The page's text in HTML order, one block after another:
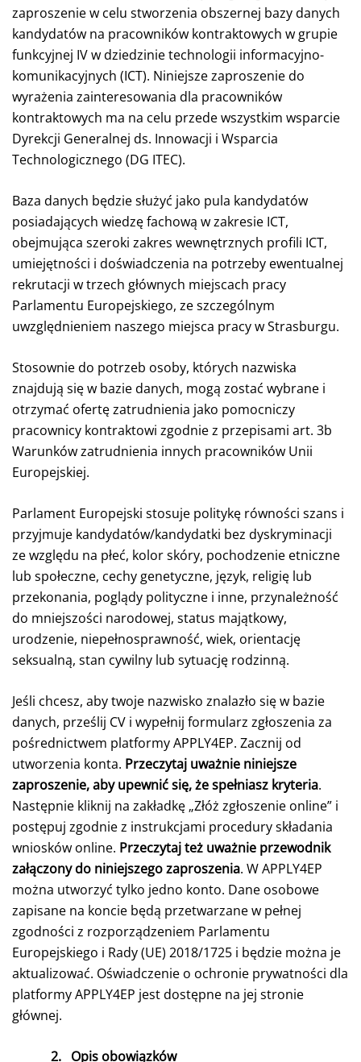
zaproszenie w celu stworzenia obszernej bazy danych
kandydatów na pracowników kontraktowych w grupie
funkcyjnej IV w dziedzinie technologii informacyjno-
komunikacyjnych (ICT). Niniejsze zaproszenie do
wyrażenia zainteresowania dla pracowników
kontraktowych ma na celu przede wszystkim wsparcie
Dyrekcji Generalnej ds. Innowacji i Wsparcia
Technologicznego (DG ITEC).
Baza danych będzie służyć jako pula kandydatów
posiadających wiedzę fachową w zakresie ICT,
obejmująca szeroki zakres wewnętrznych profili ICT,
umiejętności i doświadczenia na potrzeby ewentualnej
rekrutacji w trzech głównych miejscach pracy
Parlamentu Europejskiego, ze szczególnym
uwzględnieniem naszego miejsca pracy w Strasburgu.
Stosownie do potrzeb osoby, których nazwiska
znajdują się w bazie danych, mogą zostać wybrane i
otrzymać ofertę zatrudnienia jako pomocniczy
pracownicy kontraktowi zgodnie z przepisami art. 3b
Warunków zatrudnienia innych pracowników Unii
Europejskiej.
Parlament Europejski stosuje politykę równości szans i
przyjmuje kandydatów/kandydatki bez dyskryminacji
ze względu na płeć, kolor skóry, pochodzenie etniczne
lub społeczne, cechy genetyczne, język, religię lub
przekonania, poglądy polityczne i inne, przynależność
do mniejszości narodowej, status majątkowy,
urodzenie, niepełnosprawność, wiek, orientację
seksualną, stan cywilny lub sytuację rodzinną.
Jeśli chcesz, aby twoje nazwisko znalazło się w bazie
danych, prześlij CV i wypełnij formularz zgłoszenia za
pośrednictwem platformy APPLY4EP. Zacznij od
utworzenia konta. Przeczytaj uważnie niniejsze
zaproszenie, aby upewnić się, że spełniasz kryteria.
Następnie kliknij na zakładkę „Złóż zgłoszenie online” i
postępuj zgodnie z instrukcjami procedury składania
wniosków online. Przeczytaj też uważnie przewodnik
załączony do niniejszego zaproszenia. W APPLY4EP
można utworzyć tylko jedno konto. Dane osobowe
zapisane na koncie będą przetwarzane w pełnej
zgodności z rozporządzeniem Parlamentu
Europejskiego i Rady (UE) 2018/1725 i będzie można je
aktualizować. Oświadczenie o ochronie prywatności dla
platformy APPLY4EP jest dostępne na jej stronie
głównej.
2. Opis obowiązków